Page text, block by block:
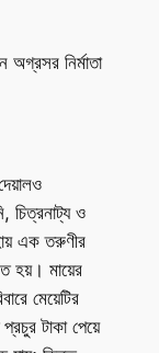
নির্মাতা
চিত্রনাট্য ও
এক তরুণীর
হয়। মায়ের
মেয়েটির
টাকা পেয়ে